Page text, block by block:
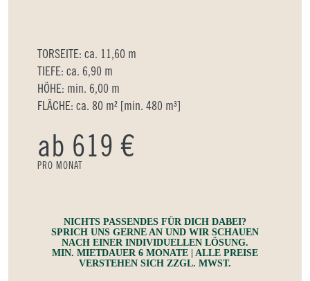
TORSEITE: ca. 11,60 m
TIEFE: ca. 6,90 m
HÖHE: min. 6,00 m
FLÄCHE: ca. 80 m² [min. 480 m³]
ab 619 €
PRO MONAT
NICHTS PASSENDES FÜR DICH DABEI?
SPRICH UNS GERNE AN UND WIR SCHAUEN
NACH EINER INDIVIDUELLEN LÖSUNG.
MIN. MIETDAUER 6 MONATE | ALLE PREISE
VERSTEHEN SICH ZZGL. MWST.